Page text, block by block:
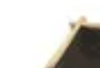
Choix des Légumes
Astuces et Conseils
Guide Légumes